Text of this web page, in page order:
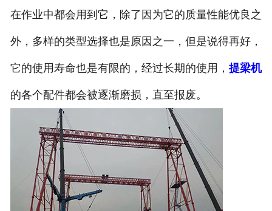
在作业中都会用到它，除了因为它的质量性能优良之
外，多样的类型选择也是原因之一，但是说得再好，
它的使用寿命也是有限的，经过长期的使用， 提梁机
的各个配件都会被逐渐磨损，直至报废。